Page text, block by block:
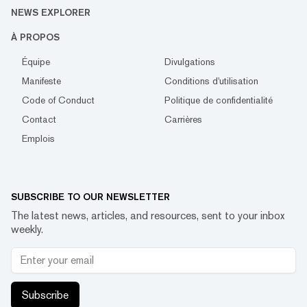
NEWS EXPLORER
À PROPOS
Équipe
Divulgations
Manifeste
Conditions d'utilisation
Code of Conduct
Politique de confidentialité
Contact
Carrières
Emplois
SUBSCRIBE TO OUR NEWSLETTER
The latest news, articles, and resources, sent to your inbox
weekly.
Subscribe